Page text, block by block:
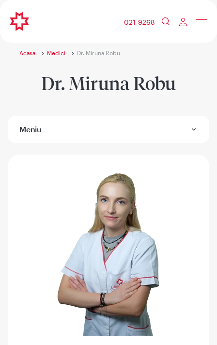
021 9268
Acasa Medici Dr. Miruna Robu
Dr. Miruna Robu
Meniu